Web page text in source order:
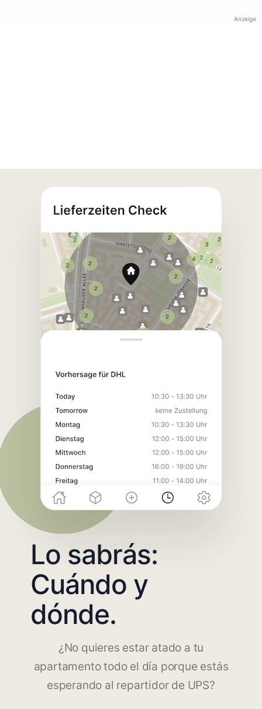
Anzeige
Lo sabrás:
Cuándo y
dónde.
¿No quieres estar atado a tu
apartamento todo el día porque estás
esperando al repartidor de UPS?